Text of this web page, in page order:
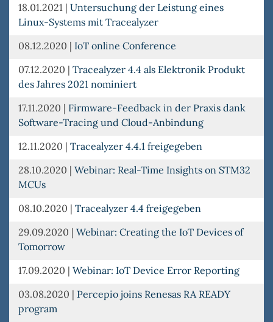
18.01.2021 | Untersuchung der Leistung eines
Linux-Systems mit Tracealyzer
08.12.2020 | IoT online Conference
07.12.2020 | Tracealyzer 4.4 als Elektronik Produkt
des Jahres 2021 nominiert
17.11.2020 | Firmware-Feedback in der Praxis dank
Software-Tracing und Cloud-Anbindung
12.11.2020 | Tracealyzer 4.4.1 freigegeben
28.10.2020 | Webinar: Real-Time Insights on STM32
MCUs
08.10.2020 | Tracealyzer 4.4 freigegeben
29.09.2020 | Webinar: Creating the IoT Devices of
Tomorrow
17.09.2020 | Webinar: IoT Device Error Reporting
03.08.2020 | Percepio joins Renesas RA READY
program